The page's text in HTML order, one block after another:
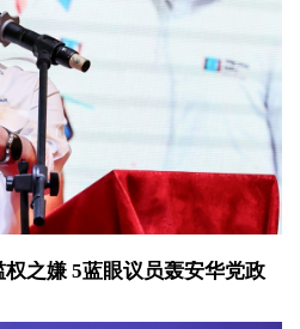
之嫌 5蓝眼议员轰安华党政